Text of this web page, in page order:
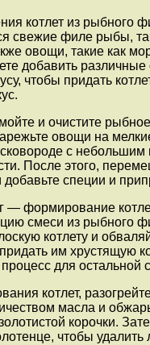
котлет из рыбного
свежие филе рыбы,
овощи, такие как
добавить различные
чтобы придать
и очистите
овощи на
с небольшим
После этого,
специи и
формирование
смеси из рыбного
котлету и
им хрустящую
для остальной
котлет,
масла и
корочки.
чтобы